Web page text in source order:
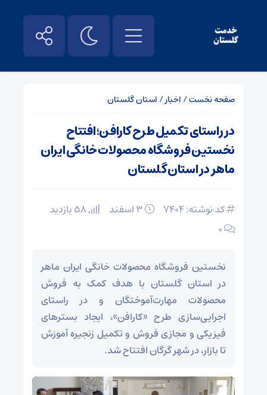
صفحه نخست/ اخبار/ استان گلستان
در راستای تکمیل طرح کارافن؛ افتتاح
نخستین فروشگاه محصولات خانگی ایران
ماهر در استان گلستان
کد نوشته: 7404
۰
نخستین فروشگاه محصولات خانگی ایران ماهر
در استان گلستان با هدف کمک به فروش
محصولات مهارت‌آموختگان و در راستای
اجرایی‌سازی طرح «کارافن»، ایجاد بسترهای
فیزیکی و مجازی فروش و تکمیل زنجیره آموزش
تا بازار، در شهر گرگان افتتاح شد.